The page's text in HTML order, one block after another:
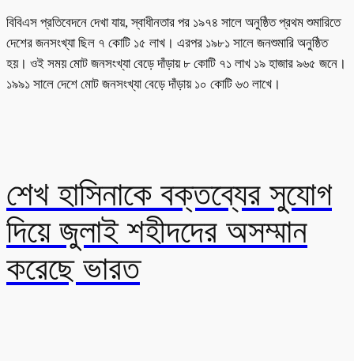
বিবিএস প্রতিবেদনে দেখা যায়, স্বাধীনতার পর ১৯৭৪ সালে অনুষ্ঠিত প্রথম শুমারিতে
দেশের জনসংখ্যা ছিল ৭ কোটি ১৫ লাখ। এরপর ১৯৮১ সালে জনশুমারি অনুষ্ঠিত
হয়। ওই সময় মোট জনসংখ্যা বেড়ে দাঁড়ায় ৮ কোটি ৭১ লাখ ১৯ হাজার ৯৬৫ জনে।
১৯৯১ সালে দেশে মোট জনসংখ্যা বেড়ে দাঁড়ায় ১০ কোটি ৬৩ লাখে।
শেখ হাসিনাকে বক্তব্যের সুযোগ
দিয়ে জুলাই শহীদদের অসম্মান
করেছে ভারত